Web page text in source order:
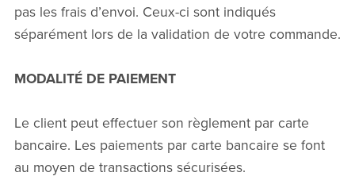
pas les frais d’envoi. Ceux-ci sont indiqués
séparément lors de la validation de votre commande.
MODALITÉ DE PAIEMENT
Le client peut effectuer son règlement par carte
bancaire. Les paiements par carte bancaire se font
au moyen de transactions sécurisées.